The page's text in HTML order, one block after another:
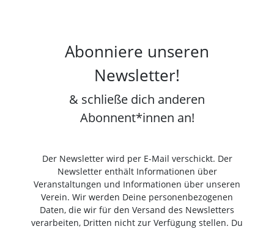
Abonniere unseren
Newsletter!
& schließe dich anderen
Abonnent*innen an!
Der Newsletter wird per E-Mail verschickt. Der
Newsletter enthält Informationen über
Veranstaltungen und Informationen über unseren
Verein. Wir werden Deine personenbezogenen
Daten, die wir für den Versand des Newsletters
verarbeiten, Dritten nicht zur Verfügung stellen. Du